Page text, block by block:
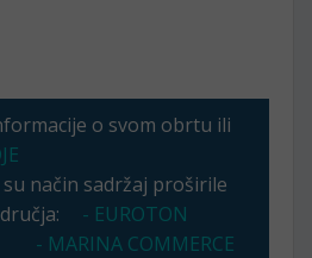
o svom obrtu ili
način sadržaj proširile
- EUROTON
- MARINA COMMERCE